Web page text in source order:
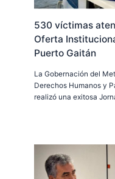
530 víctimas
Oferta
Puerto Gaitán
La Gobernación del
Derechos Humanos y
realizó una exitosa